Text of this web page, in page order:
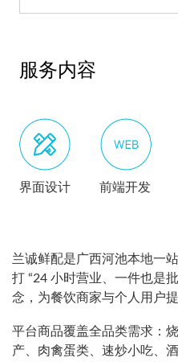
服务内容
界面设计 前端开发
兰诚鲜配是广西河池本地一
打 “24 小时营业、一件也是
念，为餐饮商家与个人用户
平台商品覆盖全品类需求：
产、肉禽蛋类、速炒小吃、